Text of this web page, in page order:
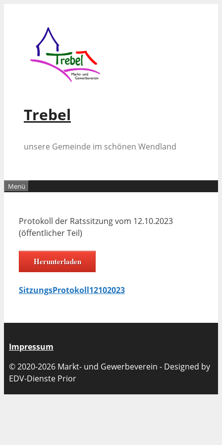
Trebel
unsere Gemeinde im schönen Wendland
Menü
Protokoll der Ratssitzung vom 12.10.2023
(öffentlicher Teil)
Herunterladen
SitzungsProtokoll12102023
Impressum
© 2020-2026 Markt- und Gewerbeverein - Designed by
EDV-Dienste Prior